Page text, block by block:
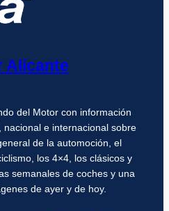
Alicante
del Motor con información
e internacional sobre
de la automoción, el
los 4×4, los clásicos y
semanales de coches y una
de ayer y de hoy.